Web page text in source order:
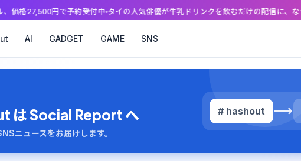
予約受付中 タイの人気俳優が牛乳ドリンクを飲むだけの配信に、なぜファンが殺到
AI GADGET GAME SNS
は Social Report へ
ニュースをお届けします。
# hashout